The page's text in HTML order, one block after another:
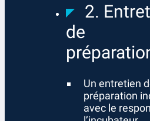
2.
de
Un entretien
préparation
avec le